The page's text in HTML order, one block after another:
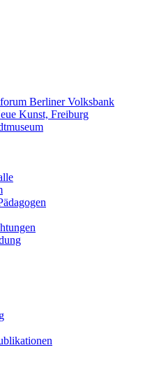
Berliner Volksbank
Kunst, Freiburg